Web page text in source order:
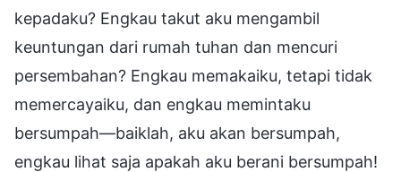
kepadaku? Engkau takut aku mengambil
keuntungan dari rumah tuhan dan mencuri
persembahan? Engkau memakaiku, tetapi tidak
memercayaiku, dan engkau memintaku
bersumpah—baiklah, aku akan bersumpah,
engkau lihat saja apakah aku berani bersumpah!